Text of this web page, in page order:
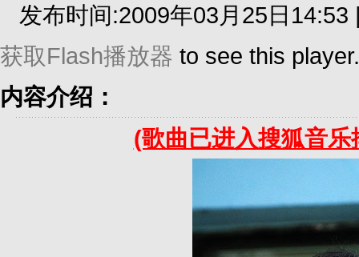
发布时间:2009年03月25日
获取Flash播放器 to see this player.
内容介绍：
(歌曲已进入搜狐音